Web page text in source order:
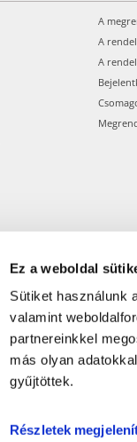
Ez a weboldal
Sütiket használunk
valamint
partnereinkkel
más olyan
gyűjtöttek.
Részletek
A
A
A